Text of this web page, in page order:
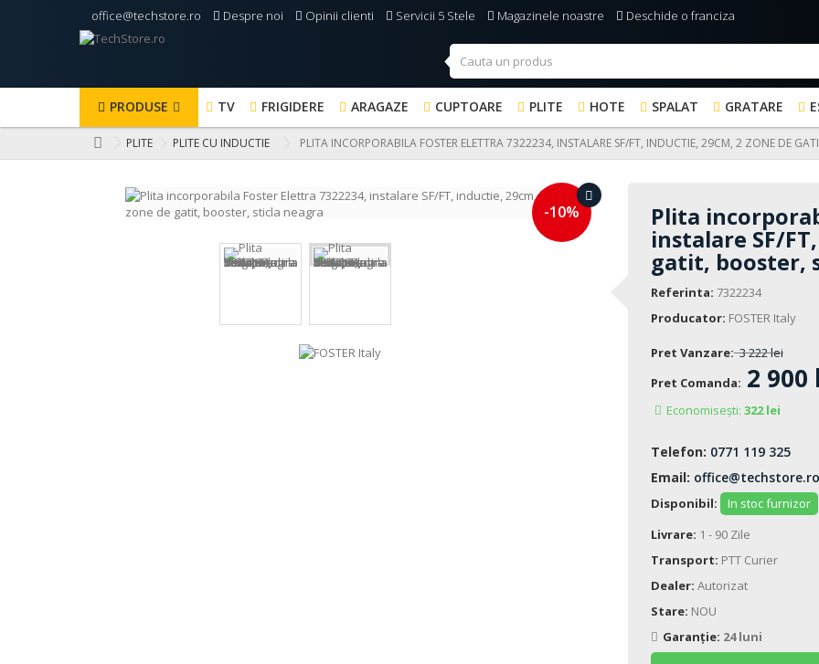
office@techstore.ro Despre noi Opinii clienti Servicii 5 Stele Magazinele noastre Deschide o franciza
PRODUSE TV FRIGIDERE ARAGAZE CUPTOARE PLITE HOTE SPALAT GRATARE
PLITE PLITE CU INDUCTIE PLITA INCORPORABILA FOSTER ELETTRA 7322234, INSTALARE SF/FT, INDUCTIE, 29CM, 2 ZONE DE
-10% Plita
instalare SF/
gatit, booster,
Referinta: 7322234
Producator: FOSTER Italy
Pret Vanzare: 3 222 lei
Pret Comanda: 2 900
Economisești: 322 lei
Telefon: 0771 119 325
Email: office@techstore.ro
Disponibil:
In stoc furnizor
Livrare: 1 - 90 Zile
Transport: PTT Curier
Dealer: Autorizat
Stare: NOU
Garanție: 24 luni